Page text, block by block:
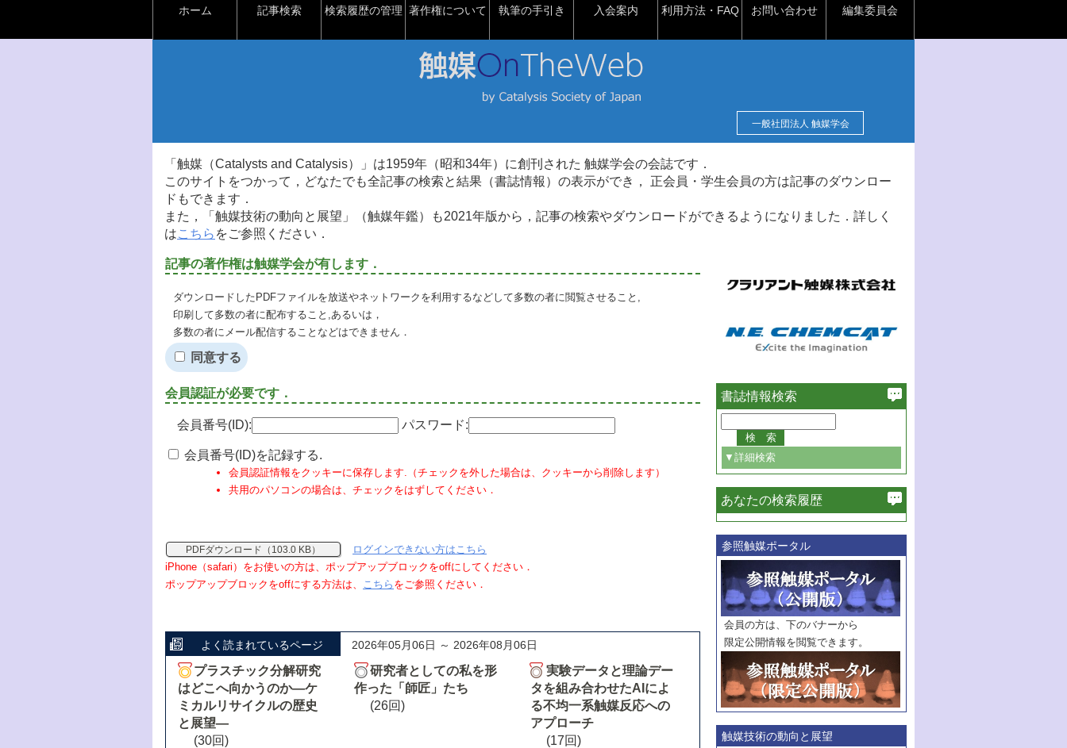
ホーム 記事検索 検索履歴の管理 著作権について 執筆の手引き 入会案内 利用方法・FAQ お問い合わせ 編集委員会
一般社団法人 触媒学会
「触媒（Catalysts and Catalysis）」は1959年（昭和34年）に創刊された 触媒学会の会誌です．
このサイトをつかって，どなたでも全記事の検索と結果（書誌情報）の表示ができ， 正会員・学生会員の方は記事のダウンロー
ドもできます．
また，「触媒技術の動向と展望」（触媒年鑑）も2021年版から，記事の検索やダウンロードができるようになりました．詳しく
はこちら をご参照ください．
記事の著作権は触媒学会が有します．
ダウンロードしたPDFファイルを放送やネットワークを利用するなどして多数の者に閲覧させること,
印刷して多数の者に配布すること,あるいは，
多数の者にメール配信することなどはできません．
同意する
会員認証が必要です．
会員番号(ID): パスワード:
会員番号(ID)を記録する.
会員認証情報をクッキーに保存します.（チェックを外した場合は、クッキーから削除します）
共用のパソコンの場合は、チェックをはずしてください．
PDFダウンロード（103.0 KB）
ログインできない方はこちら
iPhone（safari）をお使いの方は、ポップアップブロックをoffにしてください．
ポップアップブロックをoffにする方法は、 こちら をご参照ください．
よく読まれているページ 2026年05月06日 ～ 2026年08月06日
プラスチック分解研究
はどこへ向かうのか―ケ
ミカルリサイクルの歴史
と展望―
(30回)
研究者としての私を形
作った「師匠」たち
(26回)
実験データと理論デー
タを組み合わせたAIによ
る不均一系触媒反応への
アプローチ
(17回)
書誌情報検索
▼詳細検索
必ず含む
巻・号指定
巻
号
範囲指定
巻
号～
巻
号
触媒年鑑
年度
記事種別
マーク：
マークあり
あなたの検索履歴
参照触媒ポータル
会員の方は、下のバナーから
限定公開情報を閲覧できます。
触媒技術の動向と展望